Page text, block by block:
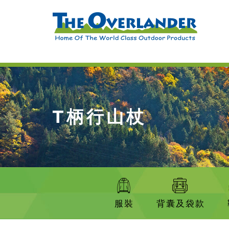
T柄行山杖
服裝 背囊及袋款